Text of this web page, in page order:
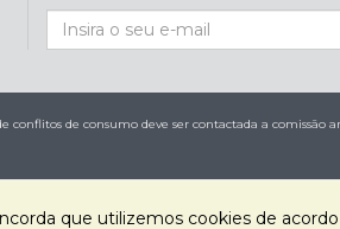
conflitos de consumo deve ser contactada a comissão
| © 2023 Todos os Direitos Reservados | Powered
que utilizemos cookies de